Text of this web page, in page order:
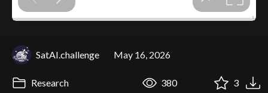
SatAI.challenge May 16, 2026
Research 380 3